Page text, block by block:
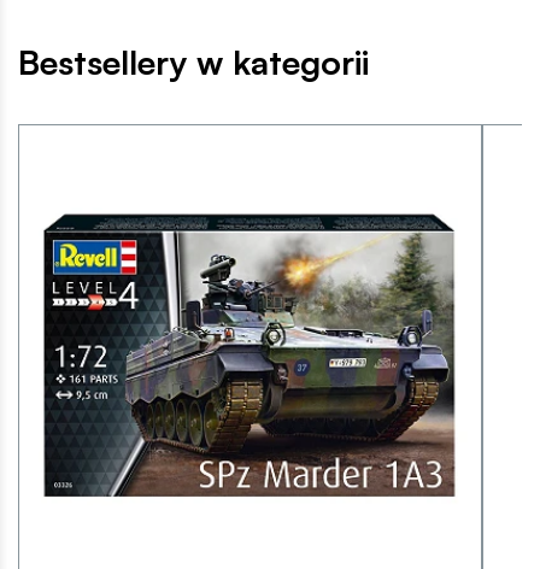
Bestsellery w kategorii